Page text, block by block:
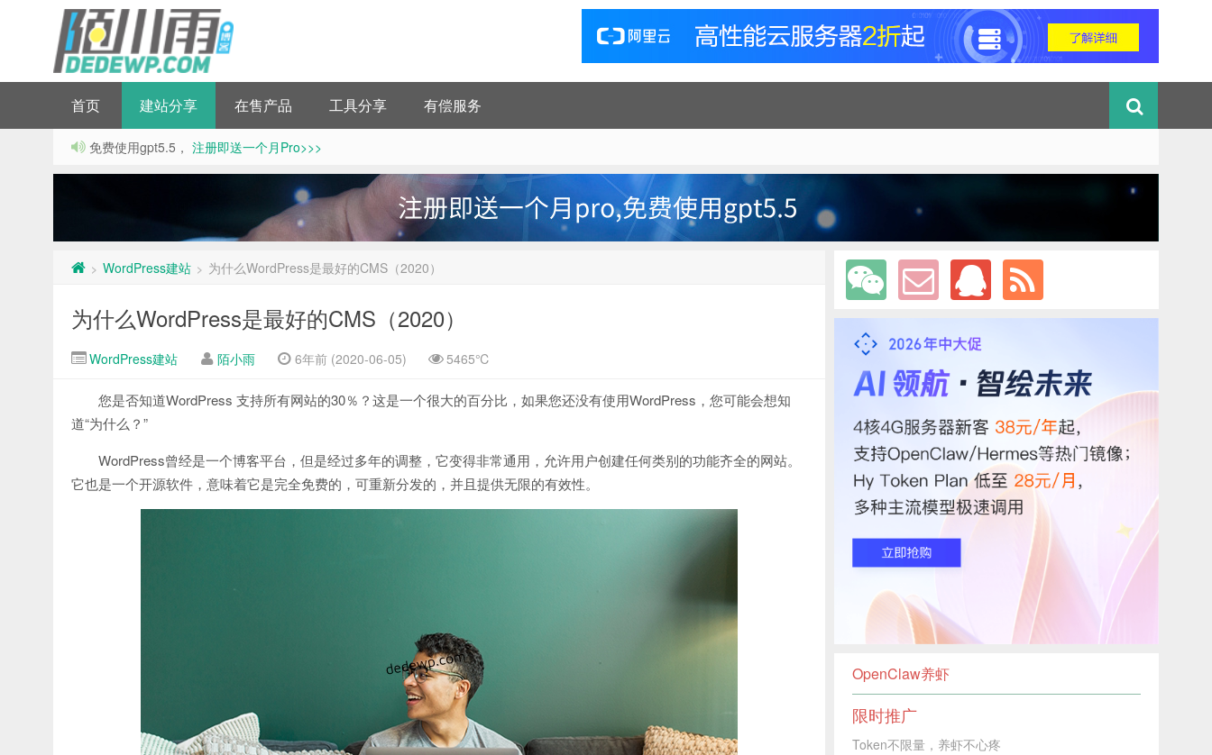
首页 建站分享 在售产品 工具分享 有偿服务
免费使用gpt5.5， 注册即送一个月Pro>>>
> WordPress建站 > 为什么WordPress是最好的CMS（2020）
为什么WordPress是最好的CMS（2020）
WordPress建站 陌小雨 6年前 (2020-06-05) 5465℃
您是否知道WordPress 支持所有网站的30％？这是一个很大的百分比，如果您还没有使用WordPress，您可能会想知
道“为什么？”
WordPress曾经是一个博客平台，但是经过多年的调整，它变得非常通用，允许用户创建任何类别的功能齐全的网站。
它也是一个开源软件，意味着它是完全免费的，可重新分发的，并且提供无限的有效性。
OpenClaw养虾
限时推广
Token不限量，养虾不心疼